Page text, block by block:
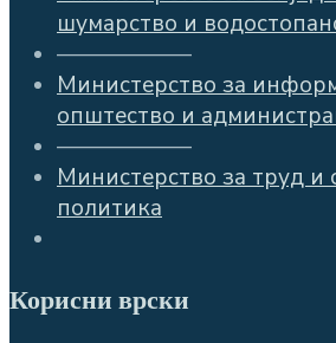
шумарство и
——————
Министерство за
општество и
——————
Министерство за труд и
политика
Корисни врски